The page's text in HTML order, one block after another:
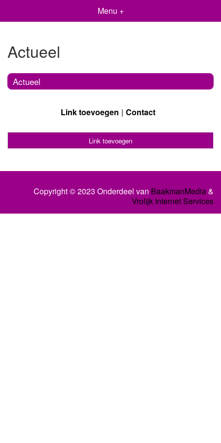
Menu +
Actueel
Actueel
Link toevoegen Contact
Link toevoegen
Copyright © 2023 Onderdeel van BaakmanMedia&
Vrolijk Internet Services